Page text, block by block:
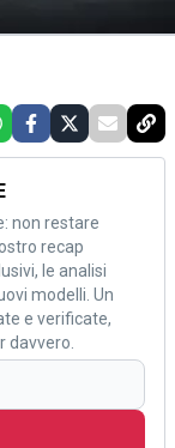
non restare
recap
le analisi
modelli. Un
e verificate,
davvero.